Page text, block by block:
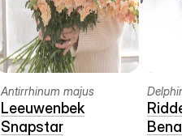
Antirrhinum majus
Leeuwenbek
Snapstar